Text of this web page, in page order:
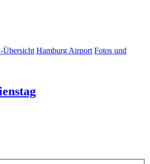
Übersicht Hamburg Airport Fotos und